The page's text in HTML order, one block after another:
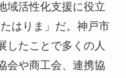
域活性化支援に役立
はりま」だ。神戸市
したことで多くの人
会や商工会、連携協